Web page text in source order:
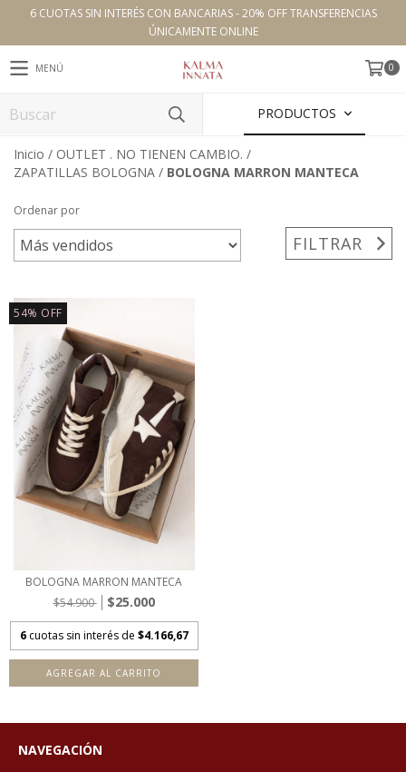
6 CUOTAS SIN INTERÉS CON BANCARIAS - 20% OFF TRANSFERENCIAS
ÚNICAMENTE ONLINE
MENÚ 0
PRODUCTOS
Inicio / OUTLET . NO TIENEN CAMBIO. /
ZAPATILLAS BOLOGNA / BOLOGNA MARRON MANTECA
Ordenar por
FILTRAR
54% OFF
BOLOGNA MARRON MANTECA
$54.900
$25.000
6 cuotas sin interés de $4.166,67
AGREGAR AL CARRITO
NAVEGACIÓN